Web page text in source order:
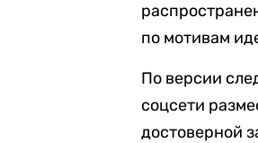
по мотивам
По версии
соцсети
достоверной